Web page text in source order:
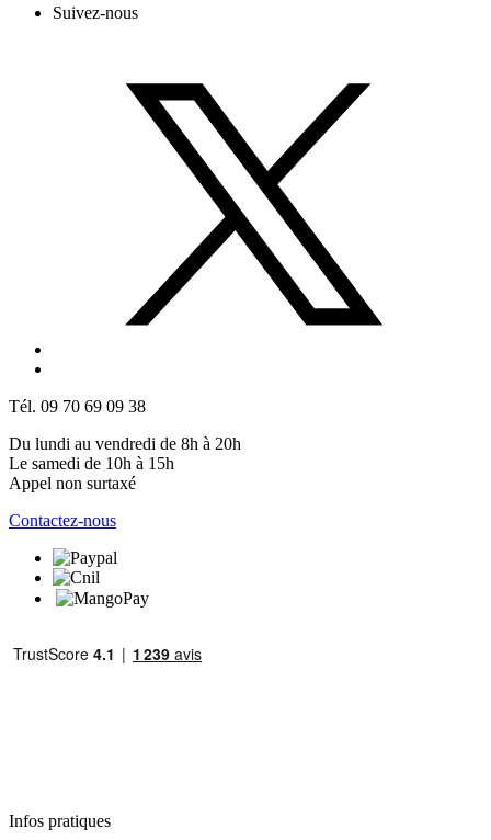
Suivez-nous
Tél. 09 70 69 09 38
Du lundi au vendredi de 8h à 20h
Le samedi de 10h à 15h
Appel non surtaxé
Contactez-nous
Infos pratiques